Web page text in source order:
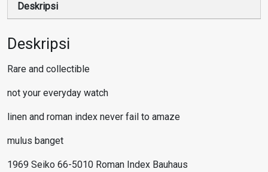
Deskripsi
Deskripsi
Rare and collectible
not your everyday watch
linen and roman index never fail to amaze
mulus banget
1969 Seiko 66-5010 Roman Index Bauhaus